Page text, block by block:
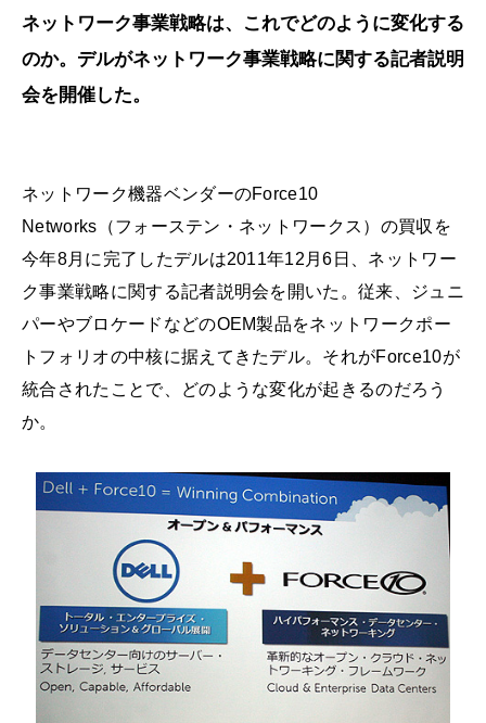
ネットワーク事業戦略は、これでどのように変化する
のか。デルがネットワーク事業戦略に関する記者説明
会を開催した。
ネットワーク機器ベンダーのForce10
Networks（フォーステン・ネットワークス）の買収を
今年8月に完了したデルは2011年12月6日、ネットワー
ク事業戦略に関する記者説明会を開いた。従来、ジュニ
パーやブロケードなどのOEM製品をネットワークポー
トフォリオの中核に据えてきたデル。それがForce10が
統合されたことで、どのような変化が起きるのだろう
か。